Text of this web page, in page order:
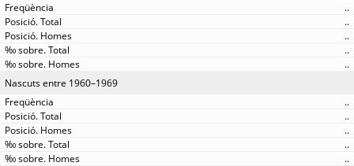
..
..
..
..
..
Nascuts entre 1960–1969
..
..
..
..
..